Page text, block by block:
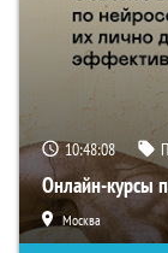
10:48:07
Онлайн-курсы
Москва